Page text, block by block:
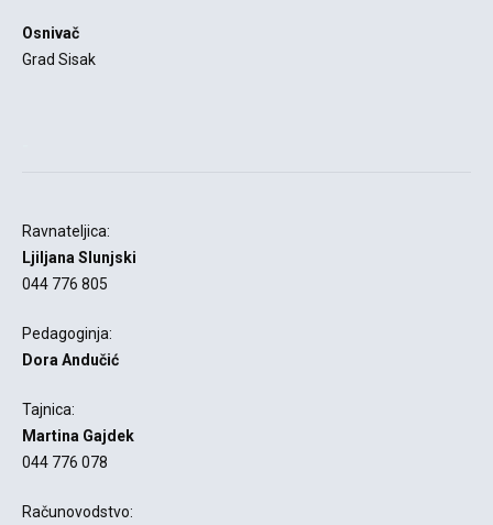
Osnivač
Grad Sisak
Ravnateljica:
Ljiljana Slunjski
044 776 805
Pedagoginja:
Dora Andučić
Tajnica:
Martina Gajdek
044 776 078
Računovodstvo: